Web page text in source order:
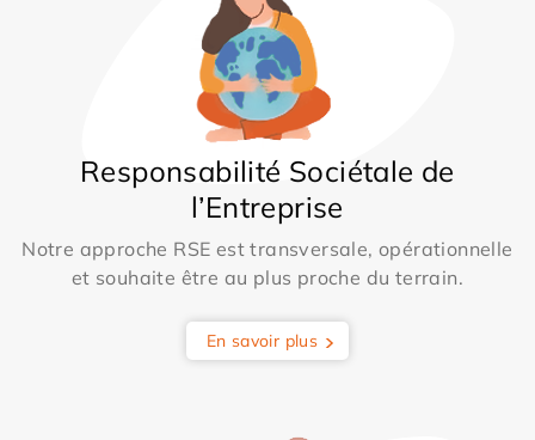
Responsabilité Sociétale de
l’Entreprise
Notre approche RSE est transversale, opérationnelle
et souhaite être au plus proche du terrain.
En savoir plus